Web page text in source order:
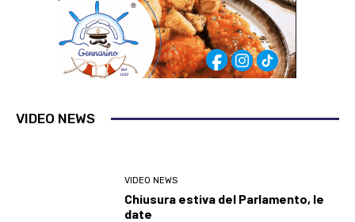
VIDEO NEWS
VIDEO NEWS
Chiusura estiva del Parlamento, le
date